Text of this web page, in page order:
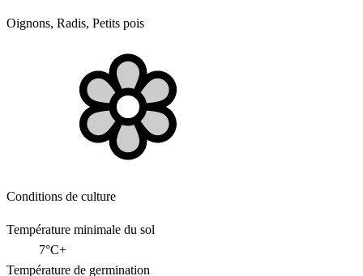
Oignons, Radis, Petits pois
Conditions de culture
Température minimale du sol
7°C+
Température de germination